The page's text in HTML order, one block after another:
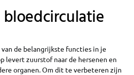
de belangrijkste functies in je
levert zuurstof naar de hersenen en
organen. Om dit te verbeteren zijn